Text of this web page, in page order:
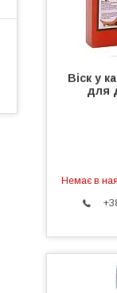
Віск у
для
Немає в